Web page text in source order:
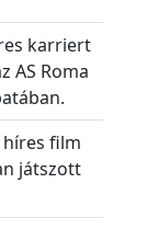
karriert
AS Roma
híres film
játszott